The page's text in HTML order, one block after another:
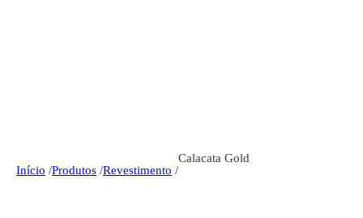
Início /Produtos /Revestimento /
Calacata Gold